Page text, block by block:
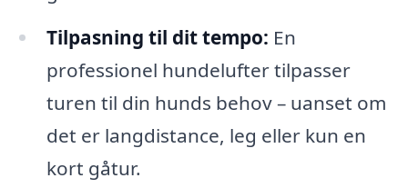
Tilpasning til dit tempo: En
professionel hundelufter tilpasser
turen til din hunds behov – uanset om
det er langdistance, leg eller kun en
kort gåtur.